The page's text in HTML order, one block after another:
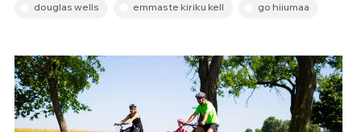
douglas wells emmaste kiriku kell go hiiumaa